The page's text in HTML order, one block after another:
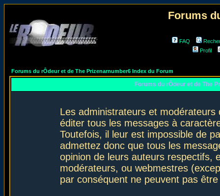
Forums
FAQ
Profil
Forums du rÔdeur et de The Prizenarnumber6 Index du Forum
Forums du rÔdeur et de The
Les administrateurs et
éditer tous les messages à
Toutefois, il leur est impossible de
admettez donc que tous les
opinion de leurs auteurs respectifs,
modérateurs, ou webmestres
par conséquent ne peuvent pas